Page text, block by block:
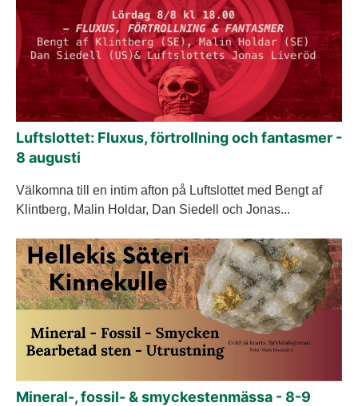
Luftslottet: Fluxus, förtrollning och fantasmer -
8 augusti
Välkomna till en intim afton på Luftslottet med Bengt af
Klintberg, Malin Holdar, Dan Siedell och Jonas...
Mineral-, fossil- & smyckestenmässa - 8-9